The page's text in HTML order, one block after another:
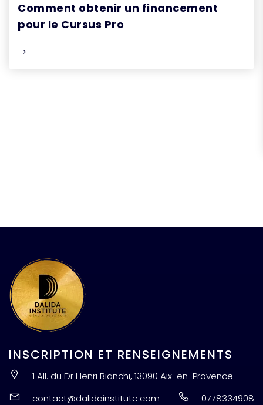
Comment obtenir un financement
pour le Cursus Pro
INSCRIPTION ET RENSEIGNEMENTS
1 All. du Dr Henri Bianchi, 13090 Aix-en-Provence
contact@dalidainstitute.com
0778334908